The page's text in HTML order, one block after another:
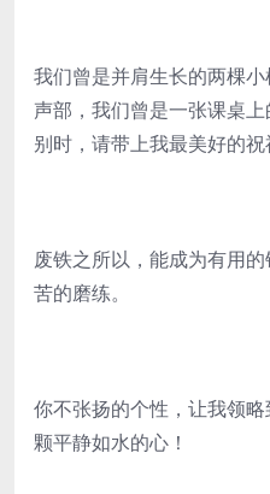
我们曾是并肩生长的两棵
声部，我们曾是一张课桌
别时，请带上我最美好的祝
废铁之所以，能成为有用
苦的磨练。
你不张扬的个性，让我领
颗平静如水的心！